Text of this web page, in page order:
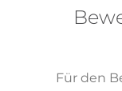
Für den